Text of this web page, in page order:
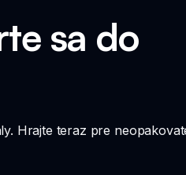
sa do
Hrajte teraz pre